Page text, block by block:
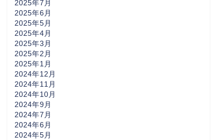
2025年7月
2025年6月
2025年5月
2025年4月
2025年3月
2025年2月
2025年1月
2024年12月
2024年11月
2024年10月
2024年9月
2024年7月
2024年6月
2024年5月